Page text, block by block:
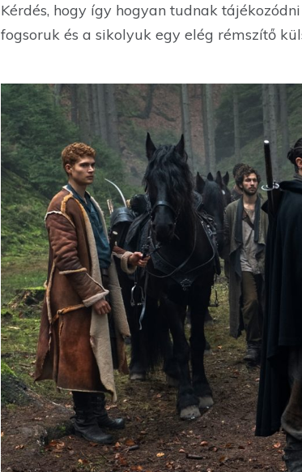
Kérdés, hogy így hogyan tudnak
fogsoruk és a sikolyuk egy elég rémszítő